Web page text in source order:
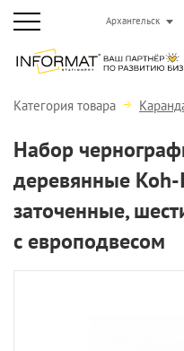
Архангельск
Категория товара
Набор
деревянные
заточенные,
с европодвесом